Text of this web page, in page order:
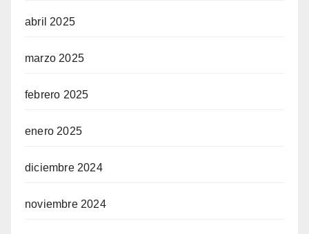
abril 2025
marzo 2025
febrero 2025
enero 2025
diciembre 2024
noviembre 2024